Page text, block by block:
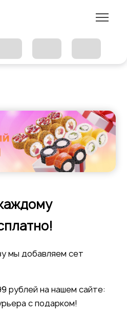
мы добавляем сет
рублей на нашем сайте:
с подарком!